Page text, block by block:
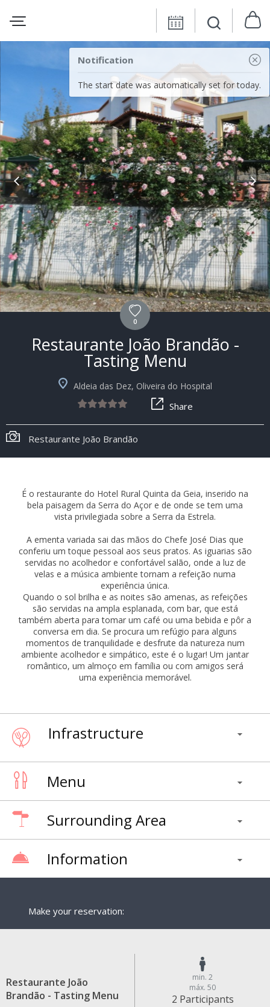
Notification
The start date was automatically set for today.
0
Restaurante João Brandão -
Tasting Menu
Aldeia das Dez, Oliveira do Hospital
Share
Hotel Rural Quinta da Geia
É o restaurante do Hotel Rural Quinta da Geia, inserido na
bela paisagem da Serra do Açor e de onde se tem uma
vista privilegiada sobre a Serra da Estrela.
A ementa variada sai das mãos do Chefe José Dias que
conferiu um toque pessoal aos seus pratos. As iguarias são
servidas no acolhedor e confortável salão, onde a luz de
velas e a música ambiente tornam a refeição numa
experiência única.
Quando o sol brilha e as noites são amenas, as refeições
são servidas na ampla esplanada, com bar, que está
também aberta para tomar um café ou uma bebida e pôr a
conversa em dia. Se procura um refúgio para alguns
momentos de tranquilidade e desfrute da natureza num
ambiente acolhedor e simpático, este é o lugar! Um jantar
romântico, um almoço em família ou com amigos será
uma experiência memorável.
Infrastructure
Menu
Surrounding Area
Information
Make your reservation:
Restaurante João
Brandão - Tasting Menu
min. 2
máx. 50
2 Participants